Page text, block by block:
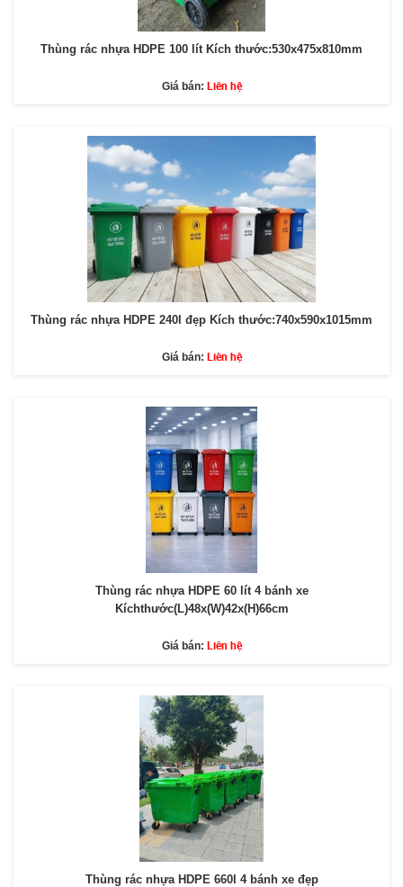
Thùng rác nhựa HDPE 100 lít Kích thước:530x475x810mm
Giá bán: Liên hệ
Thùng rác nhựa HDPE 240l đẹp Kích thước:740x590x1015mm
Giá bán: Liên hệ
Thùng rác nhựa HDPE 60 lít 4 bánh xe
Kíchthước(L)48x(W)42x(H)66cm
Giá bán: Liên hệ
Thùng rác nhựa HDPE 660l 4 bánh xe đẹp